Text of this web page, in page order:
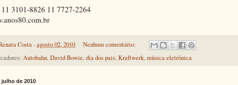
11 3101-8826 11 7727-2264
Costa-agosto 02, 2010
Nenhum comentário:
Autobahn,David Bowie,dia dos pais,Kraftwerk,música eletrônica
julho de 2010